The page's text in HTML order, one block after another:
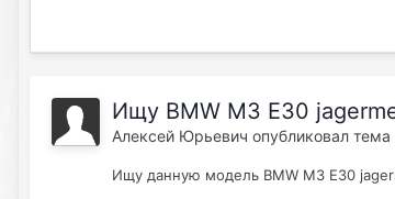
Ищу BMW M3 E30
Алексей Юрьевич опубликовал тема
Ищу данную модель BMW M3 E30